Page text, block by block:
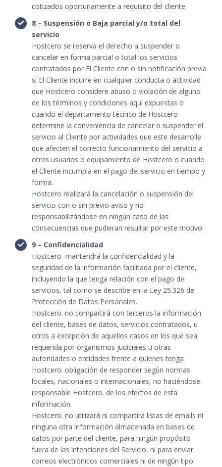
cotizados oportunamente a requisito del cliente
8 – Suspensión o Baja parcial y/o total del
servicio
Hostcero se reserva el derecho a suspender o
cancelar en forma parcial o total los servicios
contratados por El Cliente con o sin notificación previa
si El Cliente incurre en cualquier conducta o actividad
que Hostcero considere abuso o violación de alguno
de los términos y condiciones aquí expuestas o
cuando el departamento técnico de Hostcero
determine la conveniencia de cancelar o suspender el
servicio al Cliente por actividades que este desarrolle
que afecten el correcto funcionamiento del servicio a
otros usuarios o equipamiento de Hostcero o cuando
el Cliente incumpla en el pago del servicio en tiempo y
forma.
Hostcero realizará la cancelación o suspensión del
servicio con o sin previo aviso y no
responsabilizándose en ningún caso de las
consecuencias que pudieran resultar por este motivo.
9 – Confidencialidad
Hostcero mantendrá la confidencialidad y la
seguridad de la información facilitada por el cliente,
incluyendo la que tenga relación con el pago de
servicios, tal como se describe en la Ley 25.326 de
Protección de Datos Personales.
Hostcero. no compartirá con terceros la información
del cliente, bases de datos, servicios contratados, u
otros a excepción de aquellos casos en los que sea
requerida por organismos judiciales u otras
autoridades o entidades frente a quienes tenga
Hostcero. obligación de responder según normas
locales, nacionales o internacionales, no haciéndose
responsable Hostcero. de los efectos de esta
información.
Hostcero. no utilizará ni compartirá listas de emails ni
ninguna otra información almacenada en bases de
datos por parte del cliente, para ningún propósito
fuera de las intenciones del Servicio, ni para enviar
correos electrónicos comerciales ni de ningún tipo.